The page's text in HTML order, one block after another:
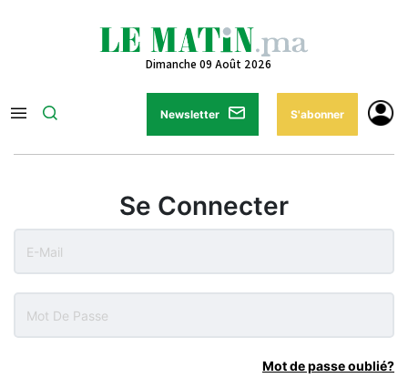
Dimanche 09 Août 2026
Newsletter S'abonner
Se Connecter
Mot de passe oublié?